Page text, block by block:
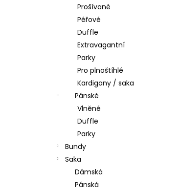
Prošívané
Péřové
Duffle
Extravagantní
Parky
Pro plnoštíhlé
Kardigany / saka
Pánské
Vlněné
Duffle
Parky
Bundy
Saka
Dámská
Pánská